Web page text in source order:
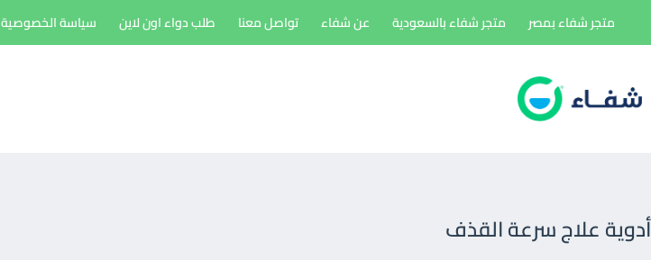
إلى
متجر شفاء بمصر متجر شفاء بالسعودية عن شفاء تواصل معنا طلب دواء اون لاين سياسة الخصوصية
أدوية علاج سرعة القذف